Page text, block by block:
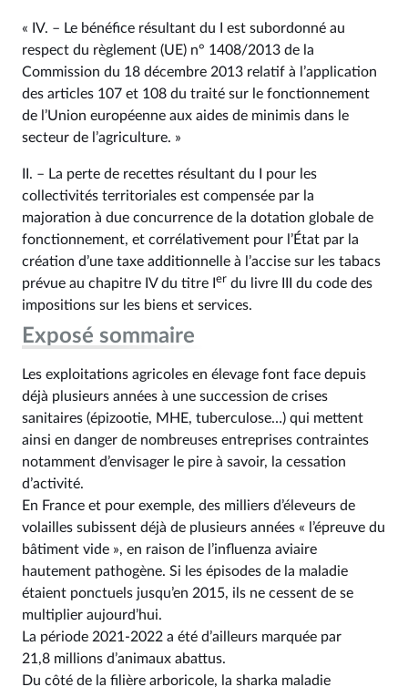
« IV. – Le bénéfice résultant du I est subordonné au
respect du règlement (UE) n° 1408/2013 de la
Commission du 18 décembre 2013 relatif à l’application
des articles 107 et 108 du traité sur le fonctionnement
de l’Union européenne aux aides de minimis dans le
secteur de l’agriculture. »
II. – La perte de recettes résultant du I pour les
collectivités territoriales est compensée par la
majoration à due concurrence de la dotation globale de
fonctionnement, et corrélativement pour l’État par la
création d’une taxe additionnelle à l’accise sur les tabacs
prévue au chapitre IV du titre I er du livre III du code des
impositions sur les biens et services.
Exposé sommaire
Les exploitations agricoles en élevage font face depuis
déjà plusieurs années à une succession de crises
sanitaires (épizootie, MHE, tuberculose…) qui mettent
ainsi en danger de nombreuses entreprises contraintes
notamment d’envisager le pire à savoir, la cessation
d’activité.
En France et pour exemple, des milliers d’éleveurs de
volailles subissent déjà de plusieurs années « l’épreuve du
bâtiment vide », en raison de l’influenza aviaire
hautement pathogène. Si les épisodes de la maladie
étaient ponctuels jusqu’en 2015, ils ne cessent de se
multiplier aujourd’hui.
La période 2021‑2022 a été d’ailleurs marquée par
21,8 millions d’animaux abattus.
Du côté de la filière arboricole, la sharka maladie